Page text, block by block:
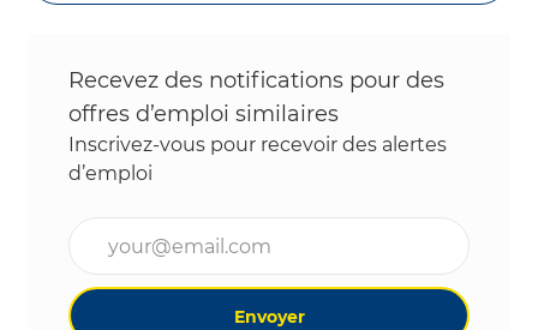
Recevez des notifications pour des
offres d’emploi similaires
Inscrivez-vous pour recevoir des alertes
d’emploi
Envoyer